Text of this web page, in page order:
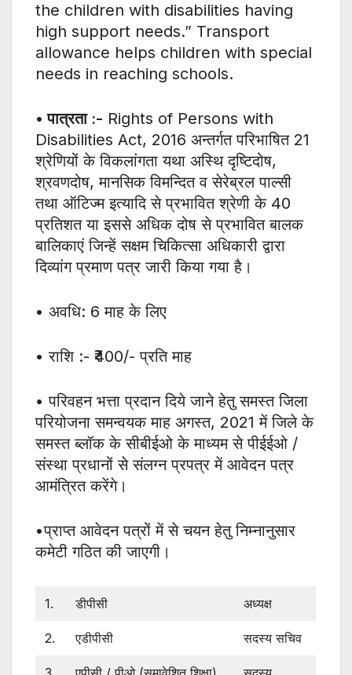
the children with disabilities having
high support needs.” Transport
allowance helps children with special
needs in reaching schools.
• पात्रता :- Rights of Persons with
Disabilities Act, 2016 अन्तर्गत परिभाषित 21
श्रेणियों के विकलांगता यथा अस्थि दृष्टिदोष,
श्रवणदोष, मानसिक विमन्दित व सेरेब्रल पाल्सी
तथा ऑटिज्म इत्यादि से प्रभावित श्रेणी के 40
प्रतिशत या इससे अधिक दोष से प्रभावित बालक
बालिकाएं जिन्हें सक्षम चिकित्सा अधिकारी द्वारा
दिव्यांग प्रमाण पत्र जारी किया गया है।
• अवधि: 6 माह के लिए
• राशि :- ₹400/- प्रति माह
• परिवहन भत्ता प्रदान दिये जाने हेतु समस्त जिला
परियोजना समन्वयक माह अगस्त, 2021 में जिले के
समस्त ब्लॉक के सीबीईओ के माध्यम से पीईईओ /
संस्था प्रधानों से संलग्न प्रपत्र में आवेदन पत्र
आमंत्रित करेंगे।
•प्राप्त आवेदन पत्रों में से चयन हेतु निम्नानुसार
कमेटी गठित की जाएगी।
1. डीपीसी अध्यक्ष
2. एडीपीसी सदस्य सचिव